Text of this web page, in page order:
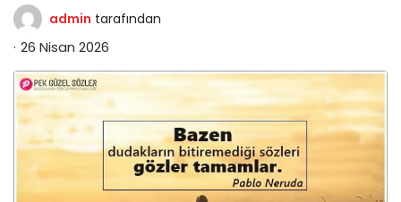
admin tarafından
26 Nisan 2026